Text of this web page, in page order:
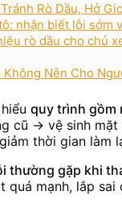
Rò Dầu, Hở
nhận biết lỗi sớm
rò dầu cho chủ
Nên Cho
quy trình gồm
cũ → vệ sinh
thời gian làm
thường gặp khi
mạnh, lắp